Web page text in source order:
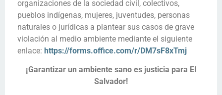
organizaciones de la sociedad civil, colectivos,
pueblos indígenas, mujeres, juventudes, personas
naturales o jurídicas a plantear sus casos de grave
violación al medio ambiente mediante el siguiente
enlace: https://forms.office.com/r/DM7sF8xTmj
¡Garantizar un ambiente sano es justicia para El
Salvador!